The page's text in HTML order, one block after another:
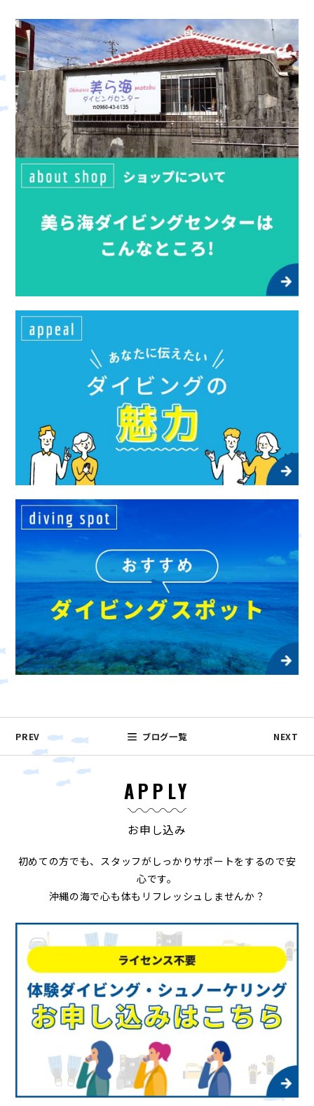
PREV ブログ一覧 NEXT
APPLY
お申し込み
初めての方でも、スタッフがしっかりサポートをするので安
心です。
沖縄の海で心も体もリフレッシュしませんか？